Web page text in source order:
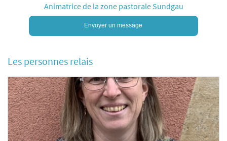
Animatrice de la zone pastorale Sundgau
Envoyer un message
Les personnes relais